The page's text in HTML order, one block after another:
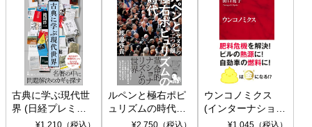
古典に学ぶ現代世
界 (日経プレミア
シリーズ)¥1,210（税込）
ルペンと極右ポピ
ュリズムの時代：
〈ヤヌス〉の二つ
¥2,750（税込）
ウンコノミクス
(インターナショナ
ル新書)¥1,045（税込）